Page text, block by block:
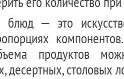
блюд – это
продуктов
столовых